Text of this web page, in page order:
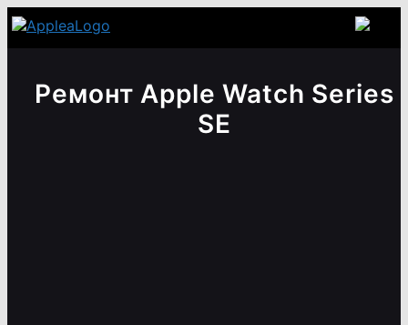
Ремонт Apple Watch Series
SE